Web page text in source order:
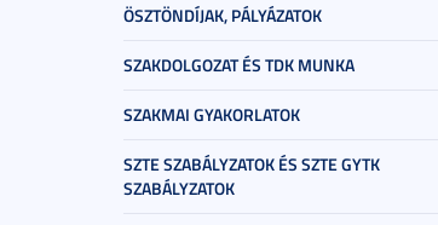
ÖSZTÖNDÍJAK, PÁLYÁZATOK
SZAKDOLGOZAT ÉS TDK MUNKA
SZAKMAI GYAKORLATOK
SZTE SZABÁLYZATOK ÉS SZTE GYTK
SZABÁLYZATOK